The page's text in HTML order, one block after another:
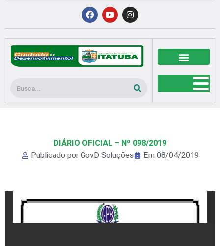
conteúdo
F
a
c
b
o
o
k
Y
o
u
u
b
e
I
n
s
a
g
r
a
Pesquisar
DIÁRIO OFICIAL – Nº 098/2019
Publicado por GovD Soluções Em 08/04/2019